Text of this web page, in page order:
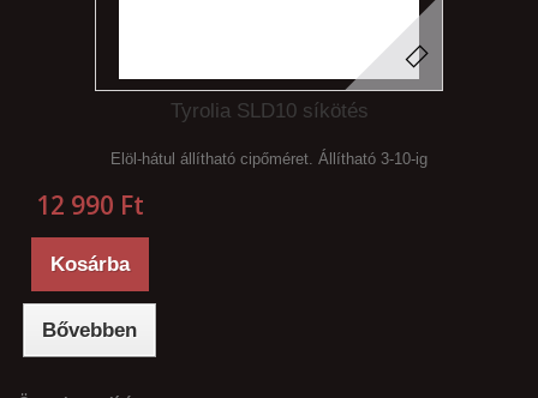
Tyrolia SLD10 síkötés
Elöl-hátul állítható cipőméret. Állítható 3-10-ig
12 990 Ft‎
Kosárba
Bővebben